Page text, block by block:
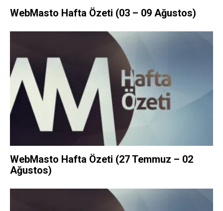
WebMasto Hafta Özeti (03 – 09 Ağustos)
WebMasto Hafta Özeti (27 Temmuz – 02
Ağustos)